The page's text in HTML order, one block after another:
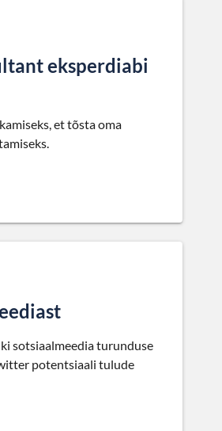
eksperdiabi
et tõsta oma
sotsiaalmeedia turunduse
potentsiaali tulude